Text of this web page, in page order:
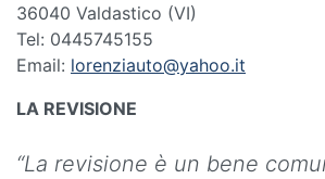
36040 Valdastico (VI)
Tel: 0445745155
Email: lorenziauto@yahoo.it
LA REVISIONE
“La revisione è un bene